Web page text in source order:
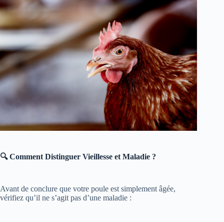
🔍 Comment Distinguer Vieillesse et Maladie ?
Avant de conclure que votre poule est simplement âgée,
vérifiez qu’il ne s’agit pas d’une maladie :